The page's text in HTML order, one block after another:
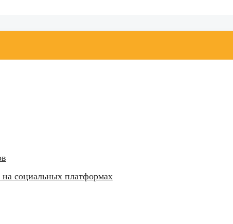
социальных платформах